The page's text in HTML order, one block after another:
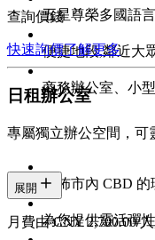
五星尊榮多國語
便捷地段,鄰近大
商務辦公室、小
查詢價錢
快速詢價了解更多
日租辦公室
專屬獨立辦公空間，可
遍佈市內 CBD
為您提供靈活彈
展開
月費由 CNY 2,700.00/